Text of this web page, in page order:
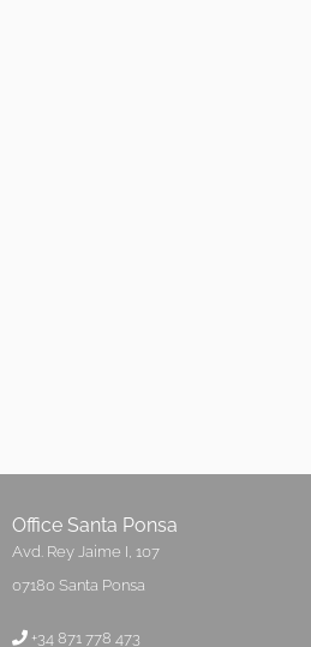
Office Santa Ponsa
Avd. Rey Jaime I, 107
07180 Santa Ponsa
+34 871 778 473